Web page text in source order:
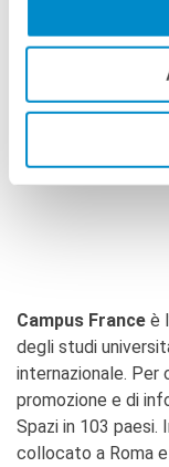
Iscrizione
Gli iscritti
giorni prima della
Campus France è
degli studi
internazionale. Per
promozione e di
Spazi in 103 paesi.
collocato a Roma